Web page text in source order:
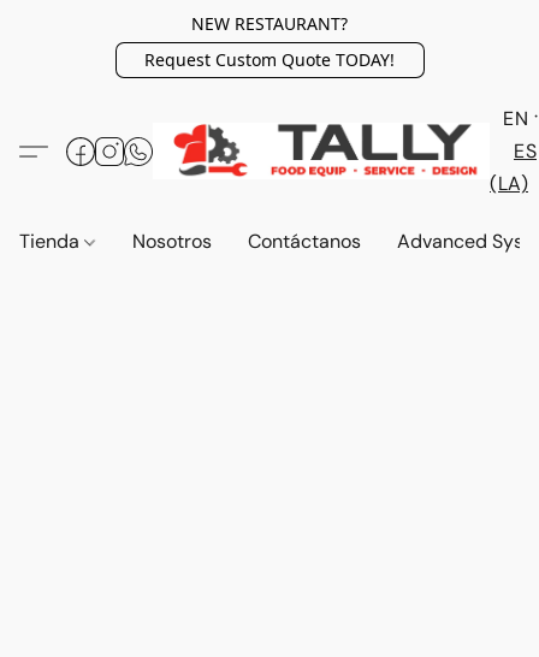
NEW RESTAURANT?
Request Custom Quote TODAY!
EN
ES
(LA)
Tienda Nosotros Contáctanos Advanced